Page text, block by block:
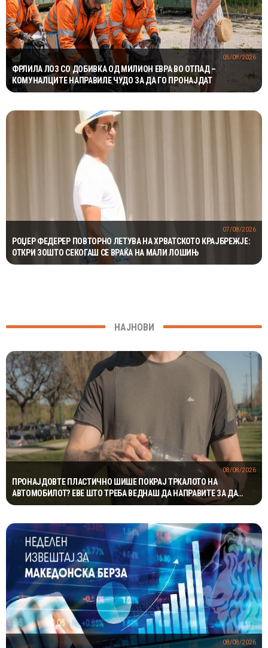
ФРЛИЛА ЛОЗ СО ДОБИВКА ОД МИЛИОН ЕВРА ВО ОТПАД –
КОМУНАЛЦИТЕ НАПРАВИЛЕ ЧУДО ЗА ДА ГО ПРОНАЈДАТ
05/08/2026
РОЏЕР ФЕДЕРЕР ПОВТОРНО ЛЕТУВА НА ХРВАТСКОТО КРАЈБРЕЖЈЕ:
ОТКРИ ЗОШТО СЕКОГАШ СЕ ВРАЌА НА МАЛИ ЛОШИЊ
07/08/2026
НАЈНОВИ
ПРОНАЈДОВТЕ ПЛАСТИЧНО ШИШЕ ПОКРАЈ ТРКАЛОТО НА
АВТОМОБИЛОТ? ЕВЕ ШТО ТРЕБА ВЕДНАШ ДА НАПРАВИТЕ ЗА ДА
ИЗБЕГНЕТЕ НЕПРИЈАТНОСТ
08/08/2026
08/08/2026